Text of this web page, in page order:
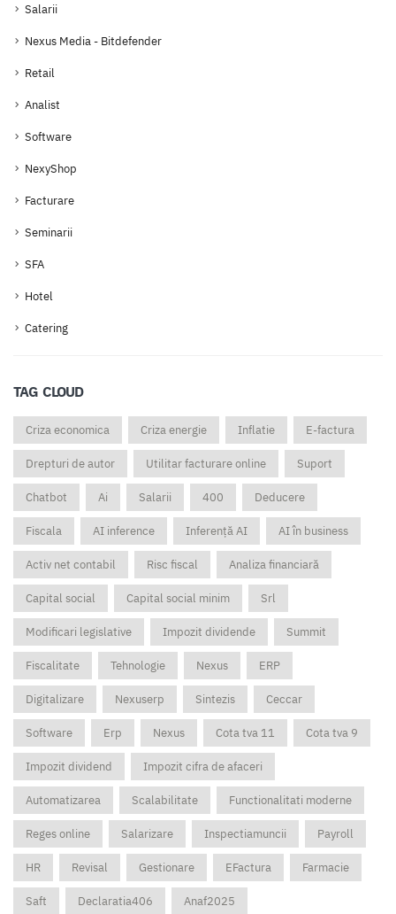
Salarii
Nexus Media - Bitdefender
Retail
Analist
Software
NexyShop
Facturare
Seminarii
SFA
Hotel
Catering
TAG CLOUD
Criza economica Criza energie Inflatie E-factura
Drepturi de autor Utilitar facturare online Suport
Chatbot Ai Salarii 400 Deducere
Fiscala AI inference Inferență AI AI în business
Activ net contabil Risc fiscal Analiza financiară
Capital social Capital social minim Srl
Modificari legislative Impozit dividende Summit
Fiscalitate Tehnologie Nexus ERP
Digitalizare Nexuserp Sintezis Ceccar
Software Erp Nexus Cota tva 11 Cota tva 9
Impozit dividend Impozit cifra de afaceri
Automatizarea Scalabilitate Functionalitati moderne
Reges online Salarizare Inspectiamuncii Payroll
HR Revisal Gestionare EFactura Farmacie
Saft Declaratia406 Anaf2025